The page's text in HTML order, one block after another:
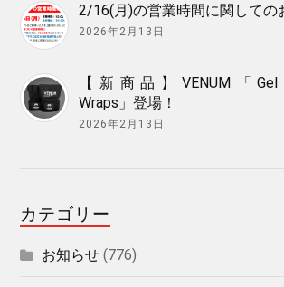
2/16(月)の営業時間に関しての
2026年2月13日
【新商品】VENUM「Gel
Wraps」登場！
2026年2月13日
カテゴリー
お知らせ (776)